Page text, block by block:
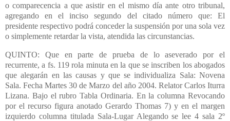
o comparecencia a que asistir en el mismo día ante otro tribunal,
agregando en el inciso segundo del citado número que: El
presidente respectivo podrá conceder la suspensión por una sola vez
o simplemente retardar la vista, atendida las circunstancias.
QUINTO: Que en parte de prueba de lo aseverado por el
recurrente, a fs. 119 rola minuta en la que se inscriben los abogados
que alegarán en las causas y que se individualiza Sala: Novena
Sala. Fecha Martes 30 de Marzo del año 2004. Relator Carlos Iturra
Lizana. Bajo el rubro Tabla Ordinaria. En la columna Revocando
por el recurso figura anotado Gerardo Thomas 7) y en el margen
izquierdo columna titulada Sala-Lugar Alegando se lee 4 sala 2º